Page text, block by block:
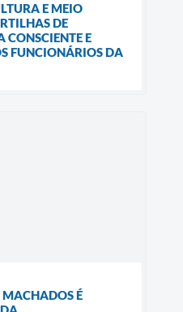
E MEIO
DE
E
FUNCIONÁRIOS DA
É